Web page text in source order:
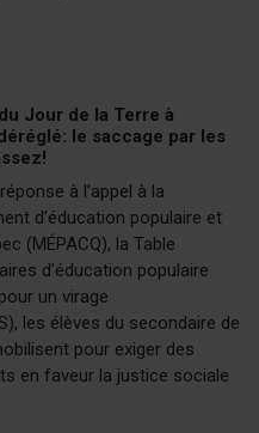
Jour de la Terre à
le saccage par les
à l’appel à la
d’éducation populaire et
(MÉPACQ), la Table
d’éducation populaire
un virage
les élèves du secondaire de
pour exiger des
en faveur la justice sociale